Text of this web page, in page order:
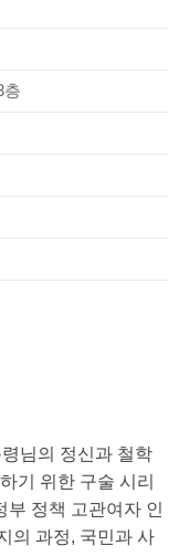
층
님의 정신과 철학
기 위한 구술 시리
부 정책 고관여자 인
의 과정, 국민과 사